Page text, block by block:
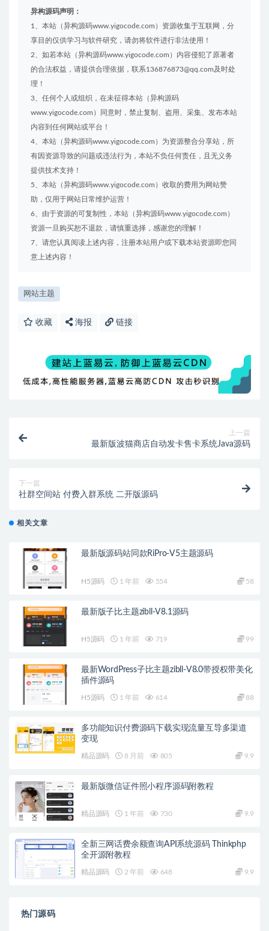
异构源码声明：
1、本站（异构源码www.yigocode.com）资源收集于互联网，分
享目的仅供学习与软件研究，请勿将软件进行非法使用！
2、如若本站（异构源码www.yigocode.com）内容侵犯了原著者
的合法权益，请提供合理依据，联系136876873@qq.com及时处
理！
3、任何个人或组织，在未征得本站（异构源码
www.yigocode.com）同意时，禁止复制、盗用、采集、发布本站
内容到任何网站或平台！
4、本站（异构源码www.yigocode.com）为资源整合分享站，所
有因资源导致的问题或违法行为，本站不负任何责任，且无义务
提供技术支持！
5、本站（异构源码www.yigocode.com）收取的费用为网站赞
助，仅用于网站日常维护运营！
6、由于资源的可复制性，本站（异构源码www.yigocode.com）
资源一旦购买恕不退款，请慎重选择，感谢您的理解！
7、请您认真阅读上述内容，注册本站用户或下载本站资源即您同
意上述内容！
网站主题
收藏 海报 链接
上一篇
最新版波猫商店自动发卡售卡系统Java源码
下一篇
社群空间站 付费入群系统 二开版源码
相关文章
最新版源码站同款RiPro-V5主题源码
H5源码 1 年前 554 58
最新版子比主题zibll-V8.1源码
H5源码 1 年前 719 99
最新WordPress子比主题zibll-V8.0带授权带美化
插件源码
H5源码 1 年前 614 88
多功能知识付费源码下载实现流量互导多渠道
变现
精品源码 8 月前 805 9.9
最新版微信证件照小程序源码附教程
精品源码 1 年前 730 9.9
全新三网话费余额查询API系统源码 Thinkphp
全开源附教程
精品源码 2 年前 648 9.9
热门源码